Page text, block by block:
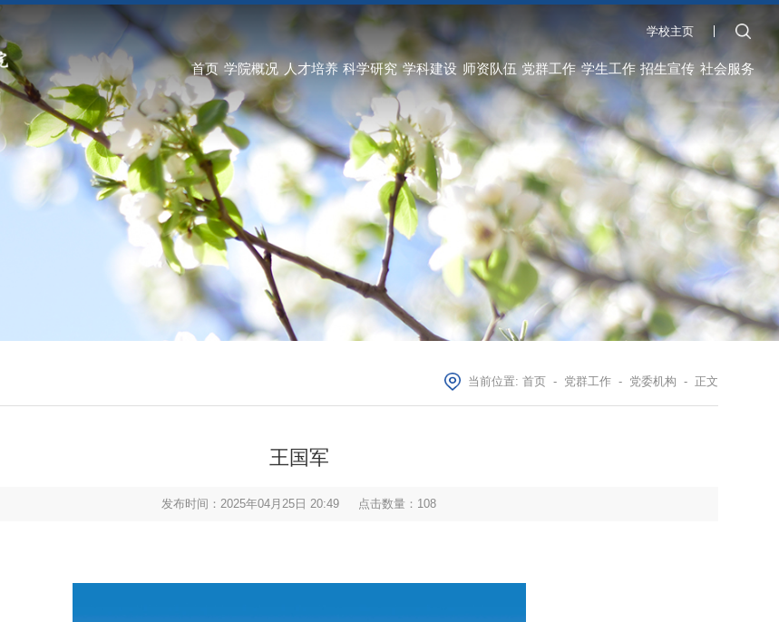
学校主页
首页 学院概况 人才培养 科学研究 学科建设 师资队伍 党群工作 学生工作 招生宣传 社会服务
当前位置: 首页- 党群工作- 党委机构 - 正文
王国军
发布时间：2025年04月25日 20:49 点击数量： 108